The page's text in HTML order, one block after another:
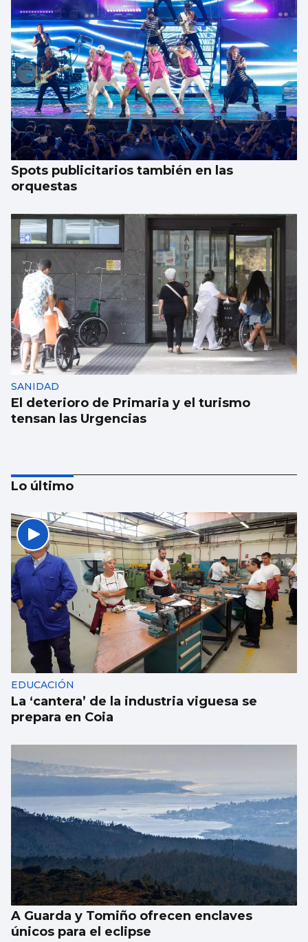
Spots publicitarios también en las
orquestas
SANIDAD
El deterioro de Primaria y el turismo
tensan las Urgencias
MÚSICA
Vigo se convierte en escaparate del piano
joven internacional
Lo último
EDUCACIÓN
La ‘cantera’ de la industria viguesa se
prepara en Coia
A Guarda y Tomiño ofrecen enclaves
únicos para el eclipse